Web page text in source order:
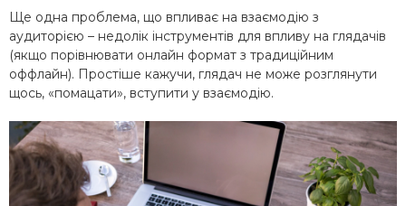
Ще одна проблема, що впливає на взаємодію з
аудиторією – недолік інструментів для впливу на глядачів
(якщо порівнювати онлайн формат з традиційним
оффлайн). Простіше кажучи, глядач не може розглянути
щось, «помацати», вступити у взаємодію.